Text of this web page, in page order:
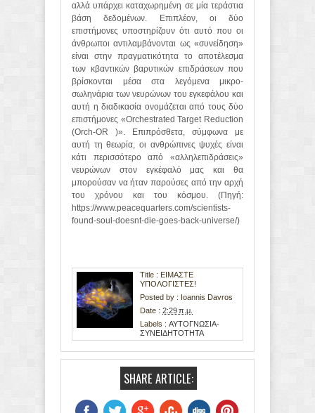
αλλά υπάρχει καταχωρημένη σε μία τεράστια
βάση δεδομένων. Επιπλέον, οι δύο
επιστήμονες υποστηρίζουν ότι αυτό που οι
άνθρωποι αντιλαμβάνονται ως «συνείδηση»
είναι στην πραγματικότητα το αποτέλεσμα
των κβαντικών βαρυτικών επιδράσεων που
βρίσκονται μέσα στα λεγόμενα μικρο-
σωληνάρια των νευρώνων του εγκεφάλου και
αυτή η διαδικασία ονομάζεται από τους δύο
επιστήμονες «Orchestrated Target Reduction
(Orch-OR )». Επιπρόσθετα, σύμφωνα με
αυτή τη θεωρία, οι ανθρώπινες ψυχές είναι
κάτι περισσότερο από «αλληλεπιδράσεις»
νευρώνων στον εγκέφαλό μας και θα
μπορούσαν να ήταν παρούσες από την αρχή
του χρόνου και του κόσμου. (Πηγή:
https://www.peacequarters.com/scientists-
found-soul-doesnt-die-goes-back-universe/)
Title : ΕΙΜΑΣΤΕ
ΥΠΟΛΟΓΙΣΤΕΣ!
Posted by : Ioannis Davros
Date : 2:29 π.μ.
Labels : ΑΥΤΟΓΝΩΣΙΑ-
ΣΥΝΕΙΔΗΤΟΤΗΤΑ
SHARE ARTICLE: